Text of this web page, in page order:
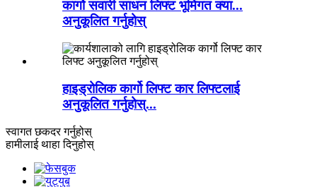
कार्गो सवारी साधन लिफ्ट भूमिगत क्या...
अनुकूलित गर्नुहोस्
हाइड्रोलिक कार्गो लिफ्ट कार लिफ्टलाई
अनुकूलित गर्नुहोस्...
स्वागत छकदर गर्नुहोस्
हामीलाई थाहा दिनुहोस्